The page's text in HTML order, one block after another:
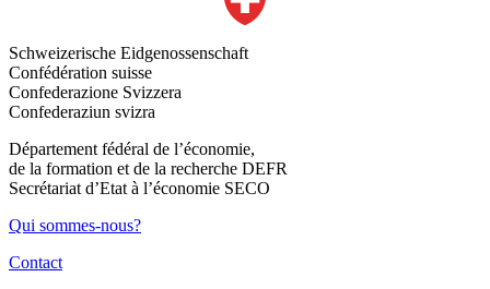
Schweizerische Eidgenossenschaft
Confédération suisse
Confederazione Svizzera
Confederaziun svizra
Département fédéral de l’économie,
de la formation et de la recherche DEFR
Secrétariat d’Etat à l’économie SECO
Qui sommes-nous?
Contact